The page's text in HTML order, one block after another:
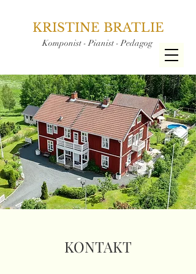
KRISTINE BRATLIE
Komponist - Pianist - Pedagog
KONTAKT